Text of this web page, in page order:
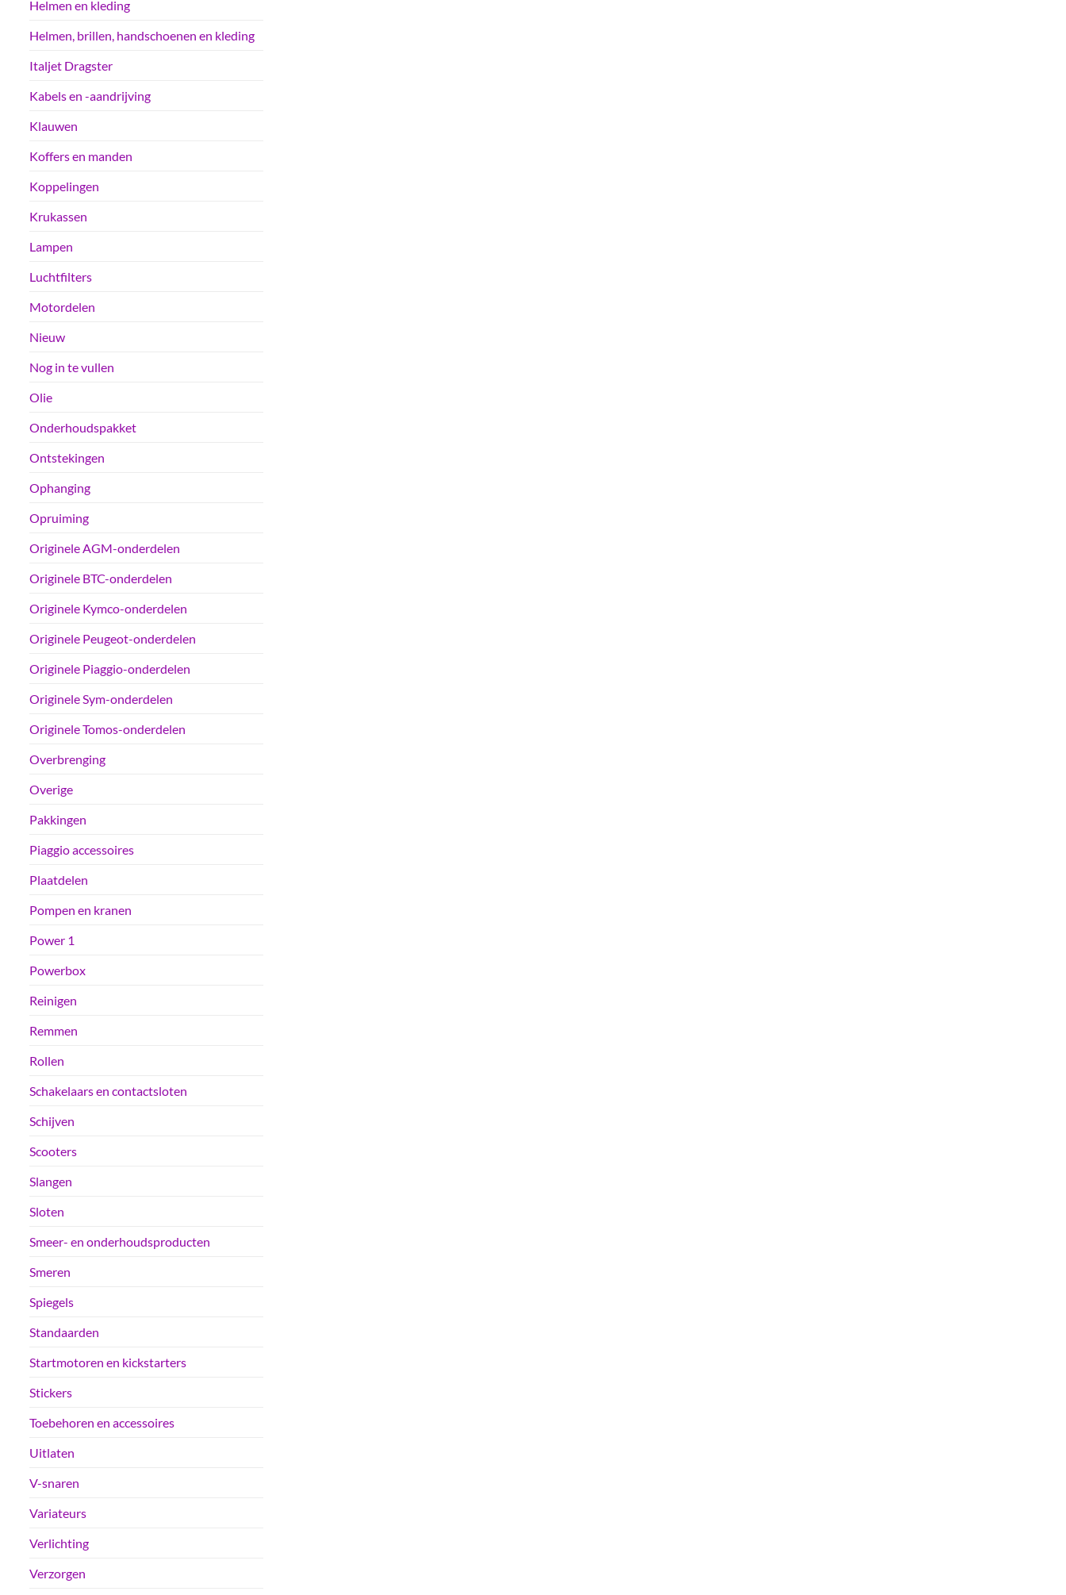
Helmen en kleding
Helmen, brillen, handschoenen en kleding
Italjet Dragster
Kabels en -aandrijving
Klauwen
Koffers en manden
Koppelingen
Krukassen
Lampen
Luchtfilters
Motordelen
Nieuw
Nog in te vullen
Olie
Onderhoudspakket
Ontstekingen
Ophanging
Opruiming
Originele AGM-onderdelen
Originele BTC-onderdelen
Originele Kymco-onderdelen
Originele Peugeot-onderdelen
Originele Piaggio-onderdelen
Originele Sym-onderdelen
Originele Tomos-onderdelen
Overbrenging
Overige
Pakkingen
Piaggio accessoires
Plaatdelen
Pompen en kranen
Power 1
Powerbox
Reinigen
Remmen
Rollen
Schakelaars en contactsloten
Schijven
Scooters
Slangen
Sloten
Smeer- en onderhoudsproducten
Smeren
Spiegels
Standaarden
Startmotoren en kickstarters
Stickers
Toebehoren en accessoires
Uitlaten
V-snaren
Variateurs
Verlichting
Verzorgen